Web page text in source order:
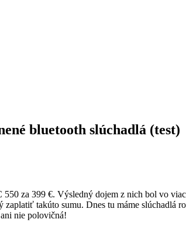
bluetooth slúchadlá (test)
za 399 €. Výsledný dojem z nich bol vo
takúto sumu. Dnes tu máme
nie polovičná!